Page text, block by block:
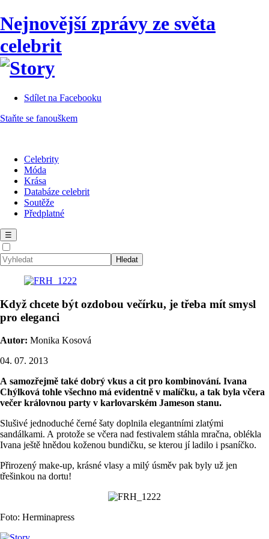
Nejnovější zprávy ze světa
celebrit
Sdílet na Facebooku
Staňte se fanouškem
Celebrity
Móda
Krása
Databáze celebrit
Soutěže
Předplatné
☰
Když chcete být ozdobou večírku, je třeba mít smysl
pro eleganci
Autor: Monika Kosová
04. 07. 2013
A samozřejmě také dobrý vkus a cit pro kombinování. Ivana
Chýlková tohle všechno má evidentně v malíčku, a tak byla včera
večer královnou party v karlovarském Jameson stanu.
Slušivé jednoduché černé šaty doplnila elegantními zlatými
sandálkami. A protože se včera nad festivalem stáhla mračna, oblékla
Ivana ještě hnědou koženou bundičku, se kterou jí ladilo i psaníčko.
Přirozený make-up, krásné vlasy a milý úsměv pak byly už jen
třešinkou na dortu!
Foto: Herminapress